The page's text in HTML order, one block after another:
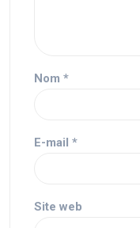
Nom *
E-mail *
Site web